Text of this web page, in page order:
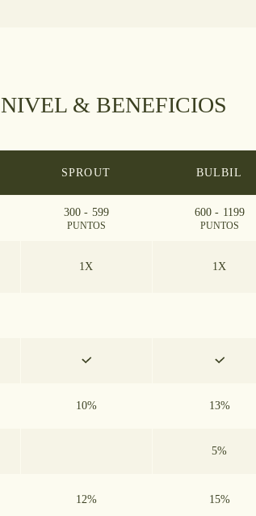
NIVEL & BENEFICIOS
SPROUT BULBIL
300 - 599
PUNTOS
600 - 1199
PUNTOS
1X 1X
10% 13%
5%
12% 15%